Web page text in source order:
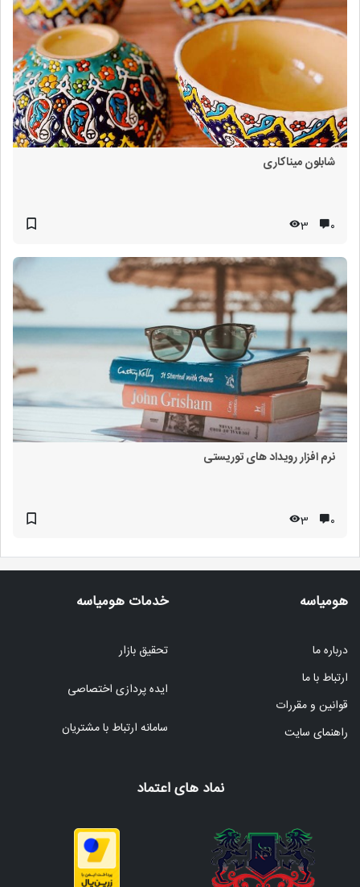
شابلون میناکاری
۰ 3
نرم افزار رویداد های توریستی
۰ 3
هومیاسه
درباره ما
ارتباط با ما
قوانین و مقررات
راهنمای سایت
خدمات هومیاسه
تحقیق بازار
ایده پردازی اختصاصی
سامانه ارتباط با مشتریان
نماد های اعتماد